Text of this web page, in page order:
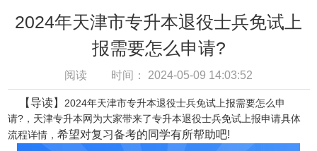
役士兵免试上报需要怎么申请?
2024年天津市专升本退役士兵免试上
报需要怎么申请?
阅读 时间： 2024-05-09 14:03:52
【导读】
2024年天津市专升本退役士兵免试上报需要怎么申
请?，天津专升本网为大家带来了专升本退役士兵免试上报申请具体
流程详情， 希望对复习备考的同学有所帮助吧!